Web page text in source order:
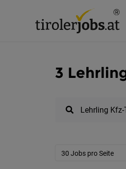
3
30 Jobs pro Seite